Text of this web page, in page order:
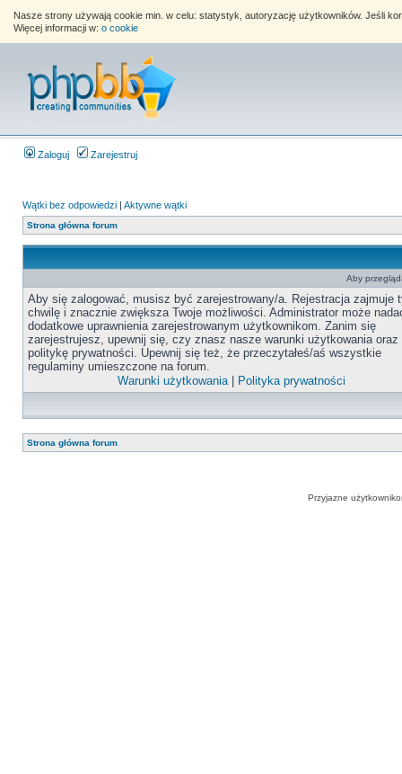
Nasze strony używają cookie min. w celu: statystyk, autoryzację użytkowników. Jeśli
Więcej informacji w: o cookie
Zaloguj Zarejestruj
Wątki bez odpowiedzi | Aktywne wątki
Strona główna forum
Aby
Aby się zalogować, musisz być zarejestrowany/a. Rejestracja zajmuje
chwilę i znacznie zwiększa Twoje możliwości. Administrator może
dodatkowe uprawnienia zarejestrowanym użytkownikom. Zanim się
zarejestrujesz, upewnij się, czy znasz nasze warunki użytkowania oraz
politykę prywatności. Upewnij się też, że przeczytałeś/aś wszystkie
regulaminy umieszczone na forum.
Warunki użytkowania| Polityka prywatności
Strona główna forum
Przyjazne